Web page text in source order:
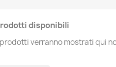
disponibili
verranno mostrati qui